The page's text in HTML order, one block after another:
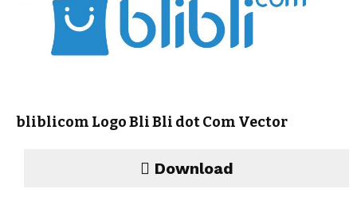
bliblicom Logo Bli Bli dot Com Vector
Download